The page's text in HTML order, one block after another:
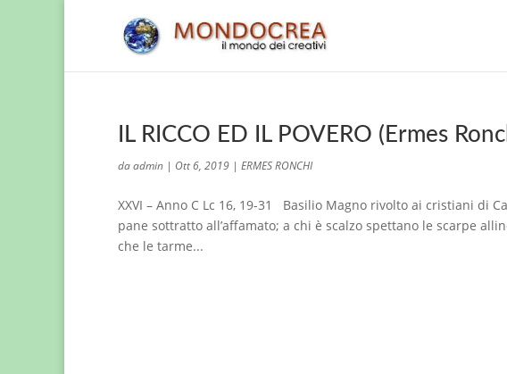
IL RICCO ED IL POVERO (Ermes
daadmin | Ott 6, 2019 | ERMES RONCHI
XXVI – Anno C Lc 16, 19-31 Basilio Magno rivolto ai cristiani di
pane sottratto all’affamato; a chi è scalzo spettano le scarpe
che le tarme...